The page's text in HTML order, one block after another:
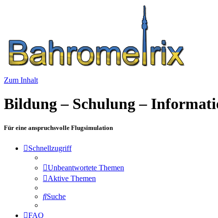
Zum Inhalt
Bildung – Schulung –
Für eine anspruchsvolle Flugsimulation
Schnellzugriff
Unbeantwortete Themen
Aktive Themen
Suche
FAQ